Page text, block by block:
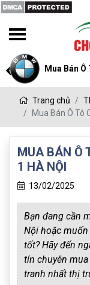
Mua Bán
Trang chủ
Mua Bán Ô Tô
MUA BÁN Ô
1 HÀ NỘI
13/02/2025
Bạn đang cần
Nội hoặc
tốt? Hãy đến
tín chuyên
tranh nhất thị